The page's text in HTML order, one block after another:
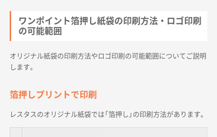
ワンポイント箔押し紙袋の印刷方法・ロゴ印刷
の可能範囲
オリジナル紙袋の印刷方法やロゴ印刷の可能範囲についてご説明
します。
箔押しプリントで印刷
レスタスのオリジナル紙袋では「箔押し」の印刷方法があります。